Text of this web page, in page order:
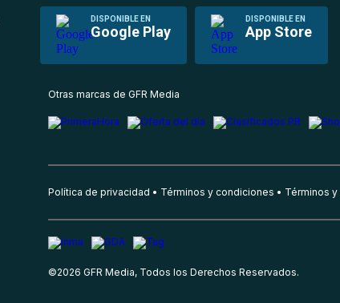
DISPONIBLE EN
Google Play
DISPONIBLE EN
App Store
Otras marcas de GFR Media
Política de privacidad Términos y condiciones Términos
©2026 GFR Media, Todos los Derechos Reservados.